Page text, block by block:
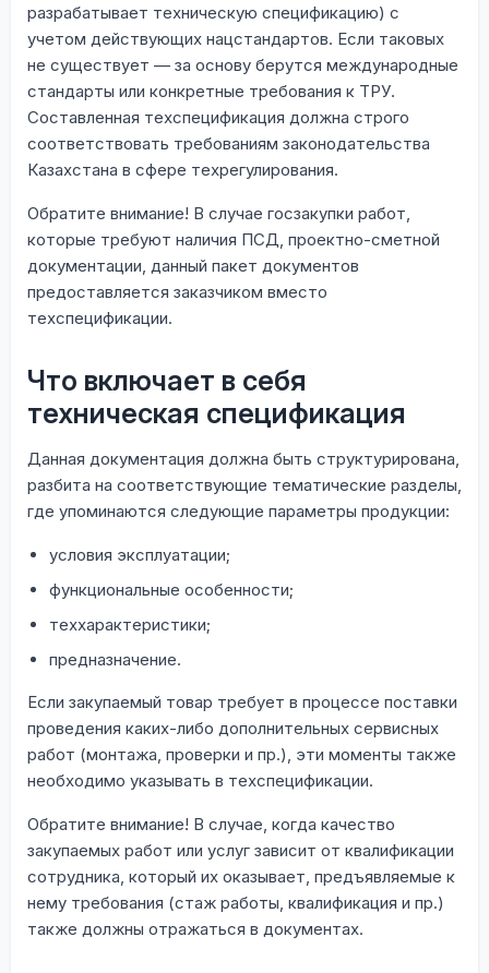
разрабатывает техническую спецификацию) с
учетом действующих нацстандартов. Если таковых
не существует — за основу берутся международные
стандарты или конкретные требования к ТРУ.
Составленная техспецификация должна строго
соответствовать требованиям законодательства
Казахстана в сфере техрегулирования.
Обратите внимание! В случае госзакупки работ,
которые требуют наличия ПСД, проектно-сметной
документации, данный пакет документов
предоставляется заказчиком вместо
техспецификации.
Что включает в себя
техническая спецификация
Данная документация должна быть структурирована,
разбита на соответствующие тематические разделы,
где упоминаются следующие параметры продукции:
условия эксплуатации;
функциональные особенности;
теххарактеристики;
предназначение.
Если закупаемый товар требует в процессе поставки
проведения каких-либо дополнительных сервисных
работ (монтажа, проверки и пр.), эти моменты также
необходимо указывать в техспецификации.
Обратите внимание! В случае, когда качество
закупаемых работ или услуг зависит от квалификации
сотрудника, который их оказывает, предъявляемые к
нему требования (стаж работы, квалификация и пр.)
также должны отражаться в документах.